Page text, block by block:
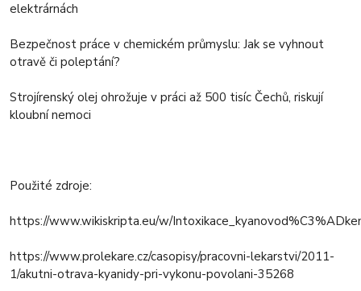
elektrárnách
Bezpečnost práce v chemickém průmyslu: Jak se vyhnout
otravě či poleptání?
Strojírenský olej ohrožuje v práci až 500 tisíc Čechů, riskují
kloubní nemoci
Použité zdroje:
https://www.wikiskripta.eu/w/
https://www.prolekare.cz/casopisy/pracovni-lekarstvi/2011-
1/akutni-otrava-kyanidy-pri-vykonu-povolani-35268